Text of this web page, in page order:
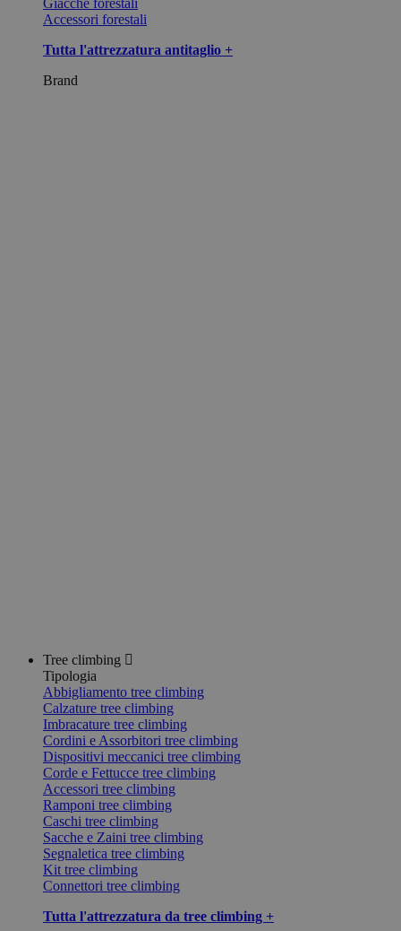
Giacche forestali
Accessori forestali
Tutta l'attrezzatura antitaglio +
Brand
Tree climbing
Tipologia
Abbigliamento tree climbing
Calzature tree climbing
Imbracature tree climbing
Cordini e Assorbitori tree climbing
Dispositivi meccanici tree climbing
Corde e Fettucce tree climbing
Accessori tree climbing
Ramponi tree climbing
Caschi tree climbing
Sacche e Zaini tree climbing
Segnaletica tree climbing
Kit tree climbing
Connettori tree climbing
Tutta l'attrezzatura da tree climbing +